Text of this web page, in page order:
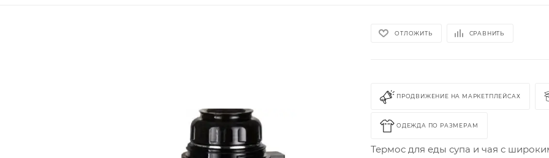
ОТЛОЖИТЬ СРАВНИТЬ
ПРОДВИЖЕНИЕ НА МАРКЕТПЛЕЙСАХ
ОДЕЖДА ПО РАЗМЕРАМ
Термос для еды супа и чая с